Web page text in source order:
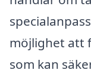
möjlighet att
som kan